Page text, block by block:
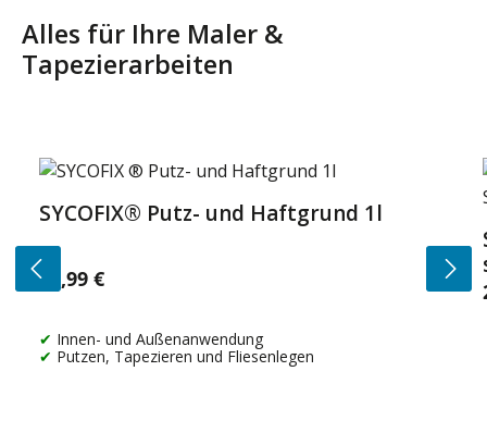
Alles für Ihre Maler &
Tapezierarbeiten
Produktgalerie überspringen
SYCOFIX® Putz- und Haftgrund 1l
Regulärer Preis:
14,99 €
Innen- und Außenanwendung
Putzen, Tapezieren und Fliesenlegen